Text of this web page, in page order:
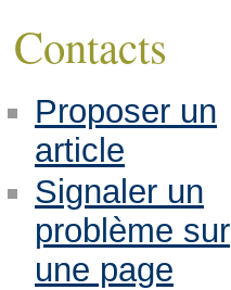
Contacts
Proposer un
article
Signaler un
problème sur
une page